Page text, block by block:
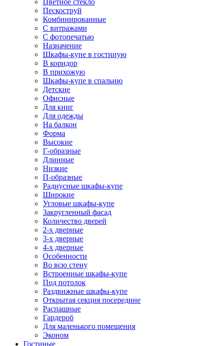
Цветное стекло
Пескоструй
Комбинированные
С витражами
С фотопечатью
Назначение
Шкафы-купе в гостиную
В коридор
В прихожую
Шкафы-купе в спальню
Детские
Офисные
Для книг
Для одежды
На балкон
Форма
Высокие
Г-образные
Длинные
Низкие
П-образные
Радиусные шкафы-купе
Широкие
Угловые шкафы-купе
Закругленный фасад
Количество дверей
2-х дверные
3-х дверные
4-х дверные
Особенности
Во всю стену
Встроенные шкафы-купе
Под потолок
Раздвижные шкафы-купе
Открытая секция посередине
Распашные
Гардероб
Для маленького помещения
Эконом
Гостиные